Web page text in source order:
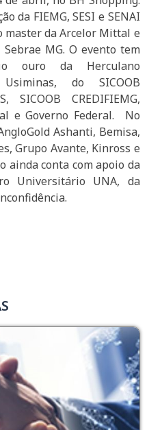
da FIEMG, SESI e SENAI
master da Arcelor Mittal e
MG. O evento tem
ouro da Herculano
do SICOOB
SICOOB CREDIFIEMG,
e Governo Federal. No
Ashanti, Bemisa,
Grupo Avante, Kinross e
ainda conta com apoio da
Universitário UNA, da